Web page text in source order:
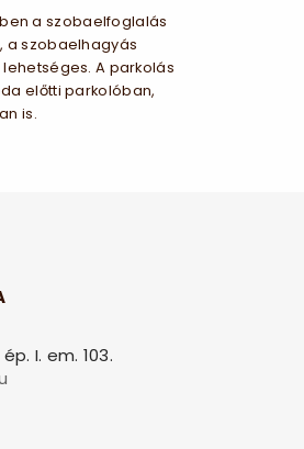
a szobaelfoglalás
a szobaelhagyás
A parkolás
előtti parkolóban,
is.
I. em. 103.